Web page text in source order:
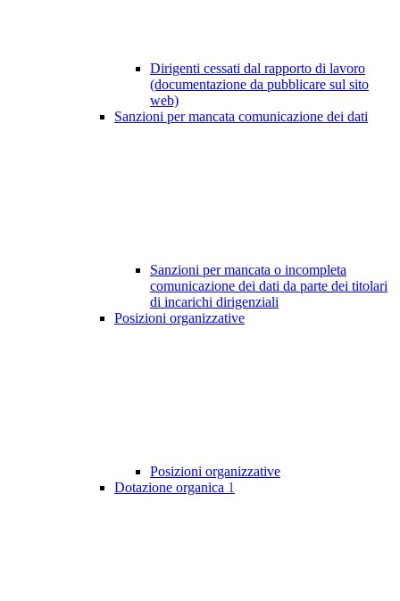
Dirigenti cessati dal rapporto di lavoro
(documentazione da pubblicare sul sito
web)
Sanzioni per mancata comunicazione dei dati
Sanzioni per mancata o incompleta
comunicazione dei dati da parte dei titolari
di incarichi dirigenziali
Posizioni organizzative
Posizioni organizzative
Dotazione organica 1